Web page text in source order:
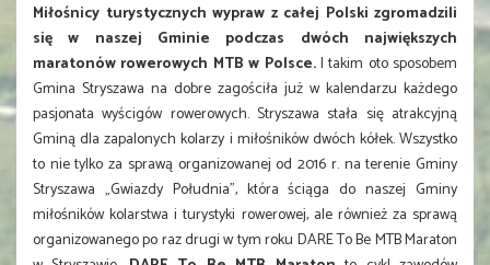
Miłośnicy turystycznych wypraw z całej Polski zgromadzili
się w naszej Gminie podczas dwóch największych
maratonów rowerowych MTB w Polsce.I takim oto sposobem
Gmina Stryszawa na dobre zagościła już w kalendarzu każdego
pasjonata wyścigów rowerowych. Stryszawa stała się atrakcyjną
Gminą dla zapalonych kolarzy i miłośników dwóch kółek. Wszystko
to nie tylko za sprawą organizowanej od 2016 r. na terenie Gminy
Stryszawa „Gwiazdy Południa”, która ściąga do naszej Gminy
miłośników kolarstwa i turystyki rowerowej, ale również za sprawą
organizowanego po raz drugi w tym roku DARE To Be MTB Maraton